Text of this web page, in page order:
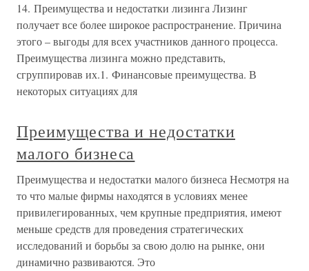
14. Преимущества и недостатки лизинга Лизинг
получает все более широкое распространение. Причина
этого – выгоды для всех участников данного процесса.
Преимущества лизинга можно представить,
сгруппировав их.1. Финансовые преимущества. В
некоторых ситуациях для
Преимущества и недостатки
малого бизнеса
Преимущества и недостатки малого бизнеса Несмотря на
то что малые фирмы находятся в условиях менее
привилегированных, чем крупные предприятия, имеют
меньше средств для проведения стратегических
исследований и борьбы за свою долю на рынке, они
динамично развиваются. Это